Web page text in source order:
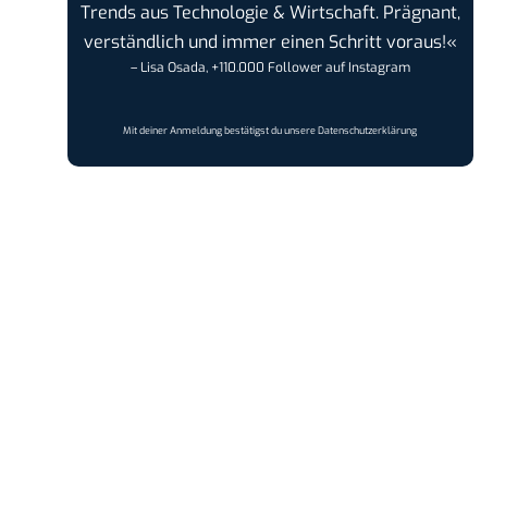
Trends aus Technologie & Wirtschaft. Prägnant,
verständlich und immer einen Schritt voraus!«
– Lisa Osada, +110.000 Follower auf Instagram
Mit deiner Anmeldung bestätigst du unsereDatenschutzerklärung